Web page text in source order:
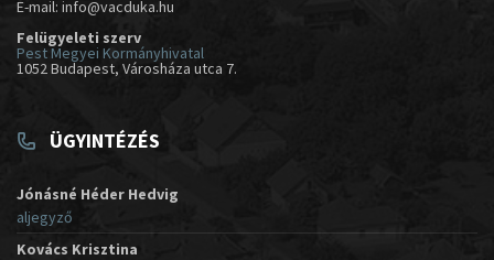
E-mail: info@vacduka.hu
Felügyeleti szerv
Pest Megyei Kormányhivatal
1052 Budapest, Városháza utca 7.
ÜGYINTÉZÉS
Jónásné Héder Hedvig
aljegyző
Kovács Krisztina